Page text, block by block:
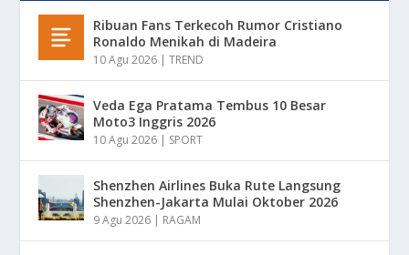
Ribuan Fans Terkecoh Rumor Cristiano
Ronaldo Menikah di Madeira
10 Agu 2026 |TREND
Veda Ega Pratama Tembus 10 Besar
Moto3 Inggris 2026
10 Agu 2026 | SPORT
Shenzhen Airlines Buka Rute Langsung
Shenzhen-Jakarta Mulai Oktober 2026
9 Agu 2026 | RAGAM